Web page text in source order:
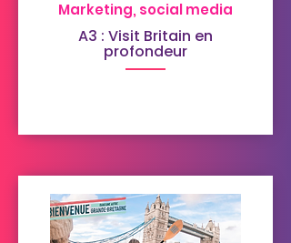
Marketing, social media
A3 : Visit Britain en
profondeur